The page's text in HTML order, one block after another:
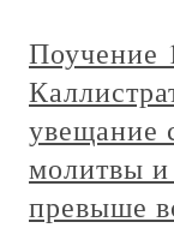
Поучение
увещание
молитвы
превыше